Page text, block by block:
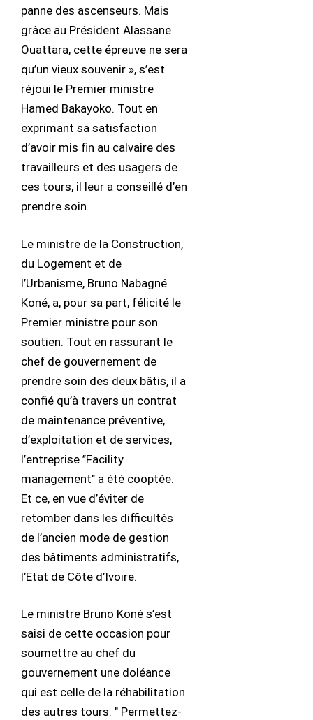
panne des ascenseurs. Mais
grâce au Président Alassane
Ouattara, cette épreuve ne sera
qu’un vieux souvenir », s’est
réjoui le Premier ministre
Hamed Bakayoko. Tout en
exprimant sa satisfaction
d’avoir mis fin au calvaire des
travailleurs et des usagers de
ces tours, il leur a conseillé d’en
prendre soin.
Le ministre de la Construction,
du Logement et de
l’Urbanisme, Bruno Nabagné
Koné, a, pour sa part, félicité le
Premier ministre pour son
soutien. Tout en rassurant le
chef de gouvernement de
prendre soin des deux bâtis, il a
confié qu’à travers un contrat
de maintenance préventive,
d’exploitation et de services,
l’entreprise ’’Facility
management’’ a été cooptée.
Et ce, en vue d’éviter de
retomber dans les difficultés
de l’ancien mode de gestion
des bâtiments administratifs,
l’Etat de Côte d’Ivoire.
Le ministre Bruno Koné s’est
saisi de cette occasion pour
soumettre au chef du
gouvernement une doléance
qui est celle de la réhabilitation
des autres tours. " Permettez-